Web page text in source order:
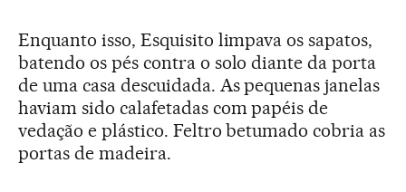
Enquanto isso, Esquisito limpava os sapatos,
batendo os pés contra o solo diante da porta
de uma casa descuidada. As pequenas janelas
haviam sido calafetadas com papéis de
vedação e plástico. Feltro betumado cobria as
portas de madeira.